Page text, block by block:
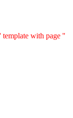
with page ''